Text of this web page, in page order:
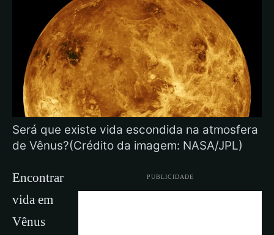
Será que existe vida escondida na atmosfera
de Vênus?(Crédito da imagem: NASA/JPL)
PUBLICIDADE
Encontrar
vida em
Vênus